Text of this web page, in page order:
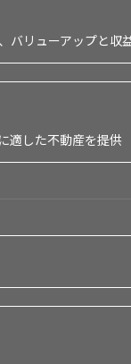
バリューアップと収
適した不動産を提供